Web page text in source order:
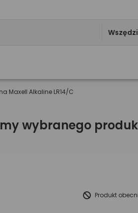
Maxell Alkaline LR14/C
wybranego
Produkt